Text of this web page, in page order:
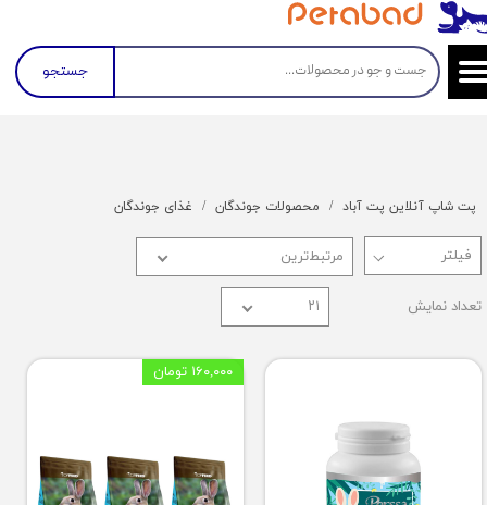
جستجو
پت شاپ آنلاین پت آباد محصولات جوندگان غذای جوندگان
مرتبط‌ترین
تعداد نمایش ۲۱
۱۶۰,۰۰۰ تومان